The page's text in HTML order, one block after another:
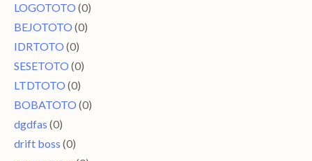
LOGOTOTO (0)
BEJOTOTO (0)
IDRTOTO (0)
SESETOTO (0)
LTDTOTO (0)
BOBATOTO (0)
dgdfas (0)
drift boss (0)